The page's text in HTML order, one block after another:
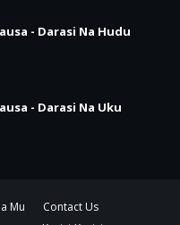
- Darasi Na Hudu
- Darasi Na Uku
Mu
Contact Us